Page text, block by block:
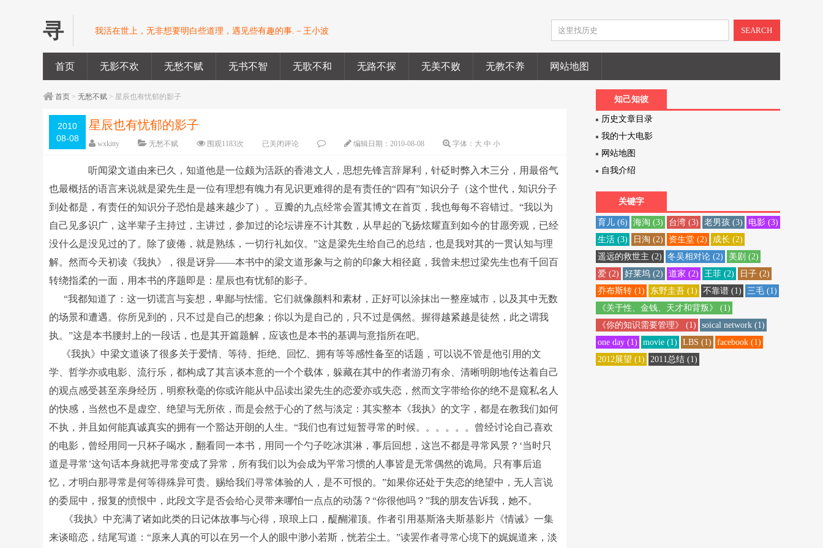
寻 我活在世上，无非想要明白些道理，遇见些有趣的事.－王小波 SEARCH
首页 无影不欢 无愁不赋 无书不智 无歌不和 无路不探 无美不败 无教不养 网站地图
首页 >无愁不赋 > 星辰也有忧郁的影子
2010
08-08
星辰也有忧郁的影子
wxkitty 无愁不赋 围观1183次 已关闭评论 编辑日期：2010-08-08 字体： 大 中 小
听闻梁文道由来已久，知道他是一位颇为活跃的香港文人，思想先锋言辞犀利，针砭时弊入木三分，用最俗气
也最概括的语言来说就是梁先生是一位有理想有魄力有见识更难得的是有责任的“四有”知识分子（这个世代，知识分子
到处都是，有责任的知识分子恐怕是越来越少了）。豆瓣的九点经常会置其博文在首页，我也每每不容错过。“我以为
自己见多识广，这半辈子主持过，主讲过，参加过的论坛讲座不计其数，从早起的飞扬炫耀直到如今的甘愿旁观，已经
没什么是没见过的了。除了疲倦，就是熟练，一切行礼如仪。”这是梁先生给自己的总结，也是我对其的一贯认知与理
解。然而今天初读《我执》，很是讶异——本书中的梁文道形象与之前的印象大相径庭，我曾未想过梁先生也有千回百
转绕指柔的一面，用本书的序题即是：星辰也有忧郁的影子。
“我都知道了：这一切谎言与妄想，卑鄙与怯懦。它们就像颜料和素材，正好可以涂抹出一整座城市，以及其中无数
的场景和遭遇。你所见到的，只不过是自己的想象；你以为是自己的，只不过是偶然。握得越紧越是徒然，此之谓我
执。”这是本书腰封上的一段话，也是其开篇题解，应该也是本书的基调与意指所在吧。
《我执》中梁文道谈了很多关于爱情、等待、拒绝、回忆、拥有等等感性备至的话题，可以说不管是他引用的文
学、哲学亦或电影、流行乐，都构成了其言谈本意的一个个载体，躲藏在其中的作者游刃有余、清晰明朗地传达着自己
的观点感受甚至亲身经历，明察秋毫的你或许能从中品读出梁先生的恋爱亦或失恋，然而文字带给你的绝不是窥私名人
的快感，当然也不是虚空、绝望与无所依，而是会然于心的了然与淡定：其实整本《我执》的文字，都是在教我们如何
不执，并且如何能真诚真实的拥有一个豁达开朗的人生。“我们也有过短暂寻常的时候。。。。。。曾经讨论自己喜欢
的电影，曾经用同一只杯子喝水，翻看同一本书，用同一个勺子吃冰淇淋，事后回想，这岂不都是寻常风景？‘当时只
道是寻常’这句话本身就把寻常变成了异常，所有我们以为会成为平常习惯的人事皆是无常偶然的诡局。只有事后追
忆，才明白那寻常是何等得殊异可贵。赐给我们寻常体验的人，是不可恨的。”如果你还处于失恋的绝望中，无人言说
的委屈中，报复的愤恨中，此段文字是否会给心灵带来哪怕一点点的动荡？“你很他吗？”我的朋友告诉我，她不。
《我执》中充满了诸如此类的日记体故事与心得，琅琅上口，醍醐灌顶。作者引用基斯洛夫斯基影片《情诫》一集
来谈暗恋，结尾写道：“原来人真的可以在另一个人的眼中渺小若斯，恍若尘土。”读罢作者寻常心境下的娓娓道来，淡
知己知彼
历史文章目录
我的十大电影
网站地图
自我介绍
关键字
育儿(6) 海淘 (3) 台湾(3) 老男孩(3) 电影(3)
生活(3) 日淘 (2) 资生堂(2) 成长 (2)
遥远的救世主 (2) 冬吴相对论(2) 美剧 (2)
爱(2) 好莱坞(2) 道家 (2) 王菲(2) 日子(2)
乔布斯转(1) 东野圭吾(1) 不靠谱(1) 三毛(1)
《关于性、金钱、天才和背叛》
(1)
《你的知识需要管理》
(1) soical network(1)
one day(1) movie(1) LBS (1) facebook(1)
2012展望 (1) 2011总结(1)